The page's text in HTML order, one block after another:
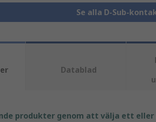
Se alla D-Sub-
Datablad
produkter genom att välja ett